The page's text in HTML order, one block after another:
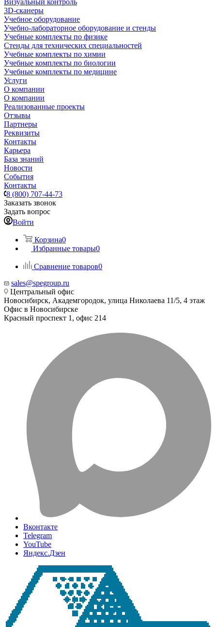
Визуальный контроль
3D-сканеры
Учебное оборудование
Учебно-лабораторное оборудование и стенды
Учебные комплекты по физике
Стенды для технических специальностей
Учебные комплекты по химии
Учебные комплекты по биологии
Учебные комплекты по медицине
Услуги
О компании
О компании
Реализованные проекты
Отзывы
Партнеры
Реквизиты
Контакты
Карьера
База знаний
Новости
События
Контакты
8 (800) 707-44-73
Заказать звонок
Задать вопрос
Войти
Корзина0
Избранные товары0
Сравнение товаров0
sales@spegroup.ru
Центральный офис
Новосибирск, Академгородок, улица Николаева 11/5, 4 этаж
Офис в Новосибирске
Красный проспект 1, офис 214
Вконтакте
Telegram
YouTube
Яндекс.Дзен